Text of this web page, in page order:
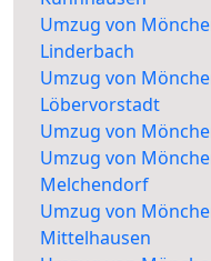
Umzug von
Linderbach
Umzug von
Löbervorstadt
Umzug von
Umzug von
Melchendorf
Umzug von
Mittelhausen